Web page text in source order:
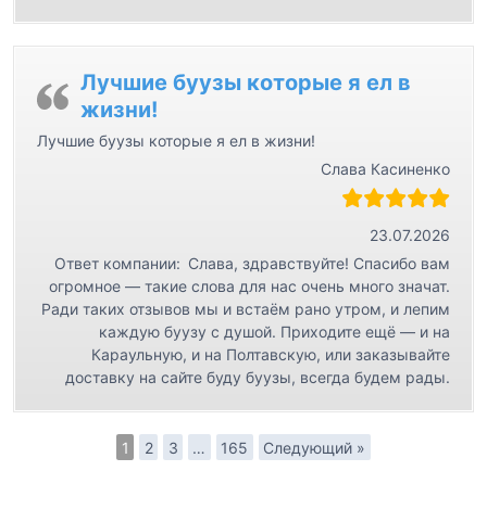
Лучшие буузы которые я ел в
жизни!
Лучшие буузы которые я ел в жизни!
Слава Касиненко
23.07.2026
Ответ компании: Слава, здравствуйте! Спасибо вам
огромное — такие слова для нас очень много значат.
Ради таких отзывов мы и встаём рано утром, и лепим
каждую буузу с душой. Приходите ещё — и на
Караульную, и на Полтавскую, или заказывайте
доставку на сайте буду буузы, всегда будем рады.
1 2 3 … 165 Следующий »